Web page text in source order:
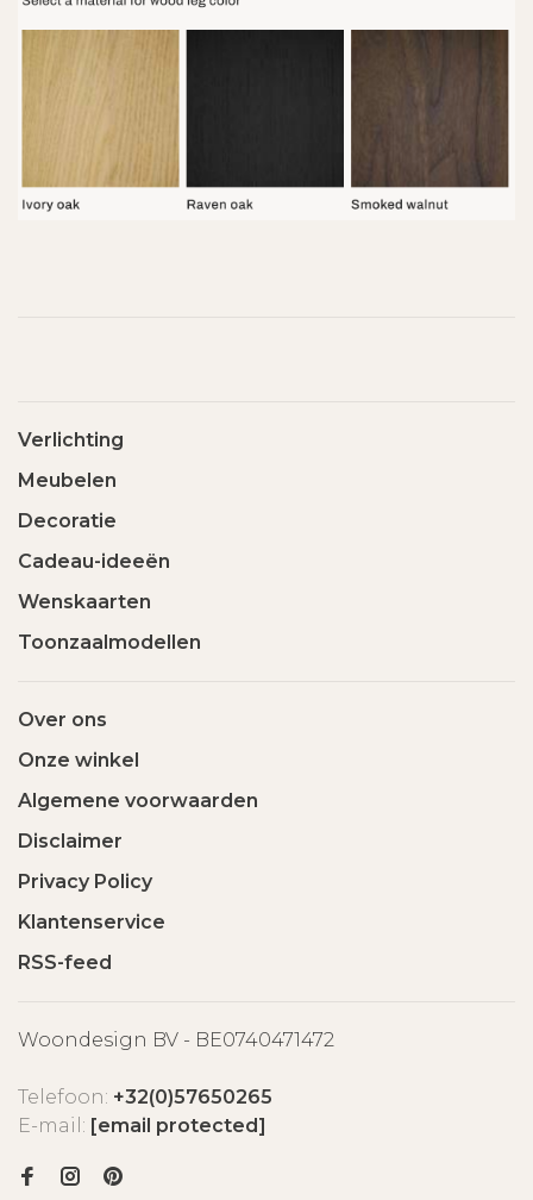
Verlichting
Meubelen
Decoratie
Cadeau-ideeën
Wenskaarten
Toonzaalmodellen
Over ons
Onze winkel
Algemene voorwaarden
Disclaimer
Privacy Policy
Klantenservice
RSS-feed
Woondesign BV - BE0740471472
Telefoon: +32(0)57650265
E-mail: [email protected]